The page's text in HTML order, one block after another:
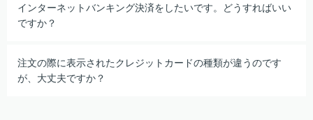
インターネットバンキング決済をしたいです。どうすればいい
ですか？
注文の際に表示されたクレジットカードの種類が違うのです
が、大丈夫ですか？